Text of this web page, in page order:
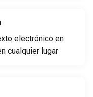
electrónico en
cualquier lugar